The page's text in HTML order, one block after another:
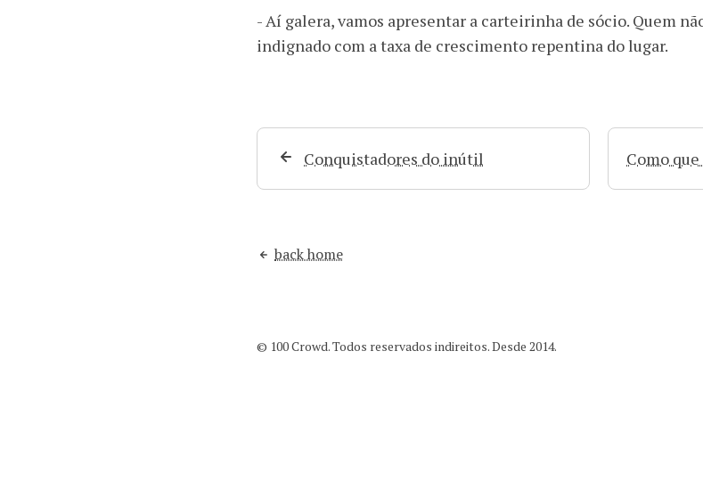
- Aí galera, vamos apresentar a carteirinha de sócio. Quem
indignado com a taxa de crescimento repentina do lugar.
Conquistadores do inútil Como
back home
© 100 Crowd. Todos reservados indireitos. Desde 2014.